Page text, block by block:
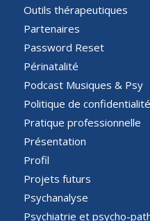
Outils thérapeutiques
Partenaires
Password Reset
Périnatalité
Podcast Musiques & Psy
Politique de confidentialité
Pratique professionnelle
Présentation
Profil
Projets futurs
Psychanalyse
Psychiatrie et psycho-